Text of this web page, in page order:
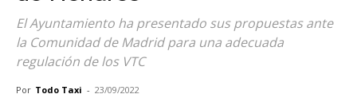
El Ayuntamiento ha presentado sus propuestas ante
la Comunidad de Madrid para una adecuada
regulación de los VTC
Por Todo Taxi - 23/09/2022